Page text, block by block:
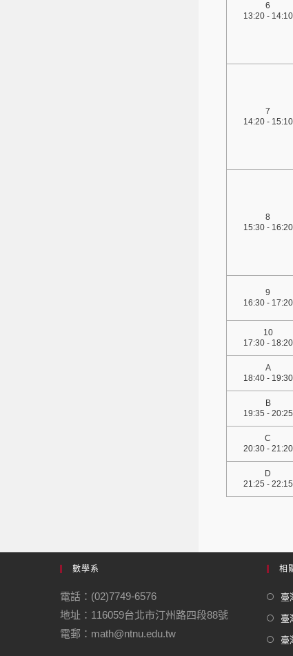
6
13:20 - 14:10
7
14:20 - 15:10
8
15:30 - 16:20
9
16:30 - 17:20
10
17:30 - 18:20
A
18:40 - 19:30
B
19:35 - 20:25
C
20:30 - 21:20
D
21:25 - 22:15
數學系
電話：(02)7749-6576
地址：116059台北市汀州路四段88號
電郵：math@ntnu.edu.tw
相
臺
臺
臺